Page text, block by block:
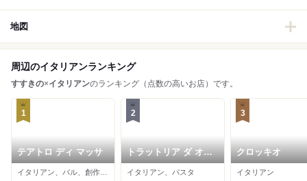
地図
周辺のイタリアンランキング
すすきの×イタリアンのランキング（点数の高いお店）です。
1
テアトロ ディ マッサ
2
トラットリア ダ オク
ムラ
イタリアン、パスタ
3
クロッキオ
イタリアン